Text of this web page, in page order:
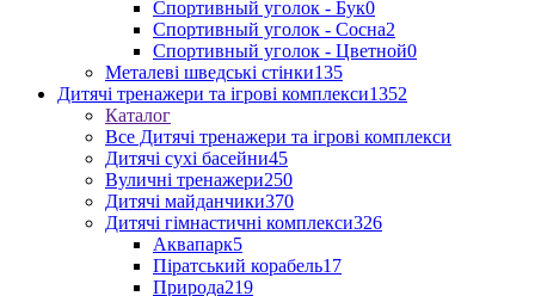
Спортивный уголок - Бук0
Спортивный уголок - Сосна2
Спортивный уголок - Цветной0
Металеві шведські стінки135
Дитячі тренажери та ігрові комплекси1352
Каталог
Все Дитячі тренажери та ігрові комплекси
Дитячі сухі басейни45
Вуличні тренажери250
Дитячі майданчики370
Дитячі гімнастичні комплекси326
Аквапарк5
Піратський корабель17
Природа219